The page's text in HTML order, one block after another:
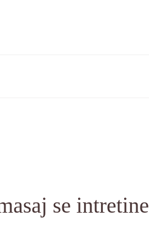
se intretine